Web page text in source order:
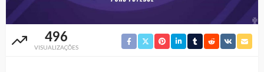
496
VISUALIZAÇÕES